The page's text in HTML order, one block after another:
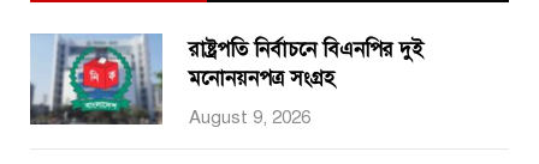
রাষ্ট্রপতি নির্বাচনে বিএনপির দুই
মনোনয়নপত্র সংগ্রহ
August 9, 2026